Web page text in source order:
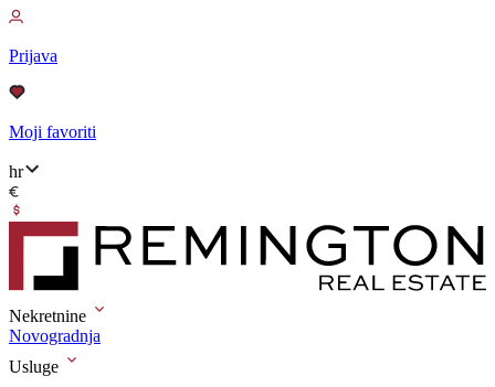
Prijava
Moji favoriti
hr
Nekretnine
Novogradnja
Usluge